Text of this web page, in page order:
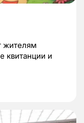
жителям
квитанции и